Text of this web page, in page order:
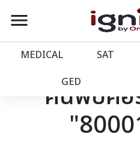
account_balance หน้าแรก
เว็บไซต์อิกไนท์
โปรโมชั่น
menu
MEDICAL SAT
GED
ค้นพบคอ